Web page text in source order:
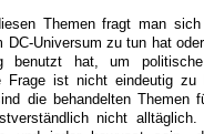
Themen fragt man
DC-Universum zu tun hat
benutzt hat, um
Frage ist nicht eindeutig zu
die behandelten Themen
nicht alltäglich.